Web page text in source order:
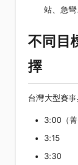
站、急彎
不同目
擇
台灣大型賽事
3:00（菁
3:15
3:30